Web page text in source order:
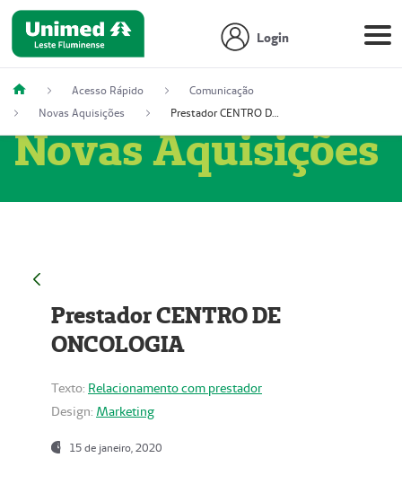
Login
Acesso Rápido
Comunicação
Novas Aquisições
Prestador CENTRO DE ONCOLOGIA
Novas Aquisições
Prestador CENTRO DE
ONCOLOGIA
Texto: Relacionamento com prestador
Design: Marketing
15 de janeiro, 2020